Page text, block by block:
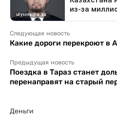
Следующая новость
Какие дороги перекроют в
Предыдущая новость
Поездка в Тараз станет
перенаправят на старый
Деньги